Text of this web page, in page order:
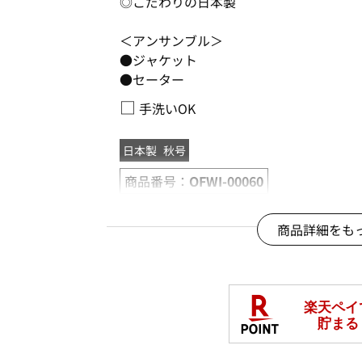
＜アンサンブル＞
●ジャケット
●セーター
□ 手洗いOK
日本製 秋号
商品番号： OFWI-00060
商品詳細をも